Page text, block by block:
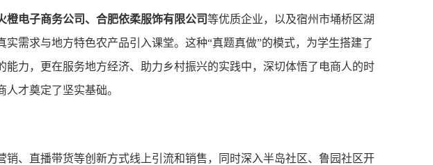
橙电子商务公司、合肥依柔服饰有限公司等优质企业，以及宿州市埇桥区湖
需求与地方特色农产品引入课堂。这种“真题真做”的模式，为学生搭建了
力，更在服务地方经济、助力乡村振兴的实践中，深切体悟了电商人的时
才奠定了坚实基础。
、直播带货等创新方式线上引流和销售，同时深入半岛社区、鲁园社区开